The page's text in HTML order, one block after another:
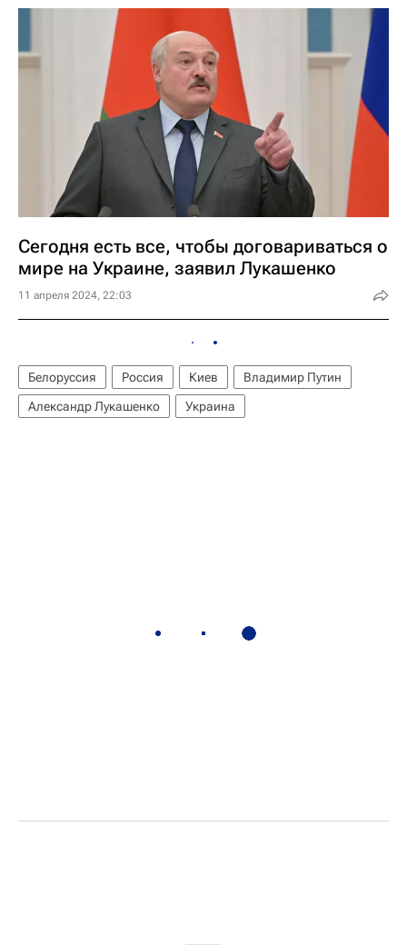
Сегодня есть все, чтобы договариваться о
мире на Украине, заявил Лукашенко
11 апреля 2024, 22:03
Белоруссия Россия Киев
Владимир Путин
Александр Лукашенко
Украина